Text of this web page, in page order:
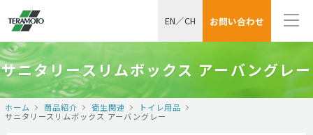
お問い合わせ
EN／CH
サニタリースリムボックス アーバングレー
ホーム 商品紹介 衛生関連
トイレ用品
サニタリースリムボックス アーバングレー